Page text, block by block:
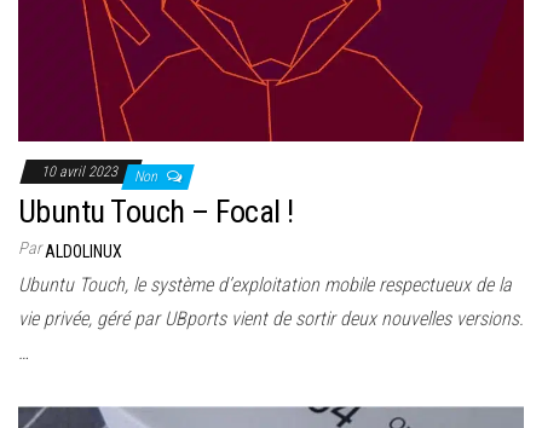
10 avril 2023 Non
Ubuntu Touch – Focal !
ParALDOLINUX
Ubuntu Touch, le système d’exploitation mobile respectueux de la
vie privée, géré par UBports vient de sortir deux nouvelles versions.
…